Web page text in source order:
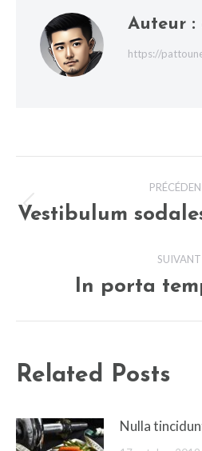
Auteur :
https://
Navigation
article
:
Vestibulum
SUIVANT
In porta
Related Posts
Nulla